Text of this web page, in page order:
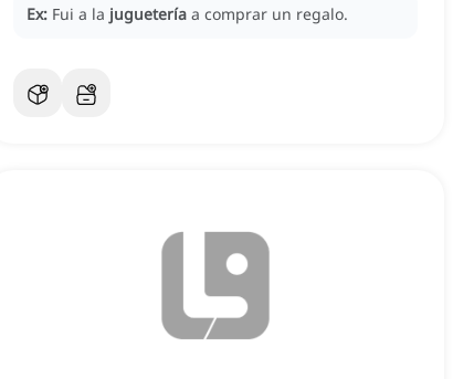
Ex: Fui a la juguetería a comprar un regalo.